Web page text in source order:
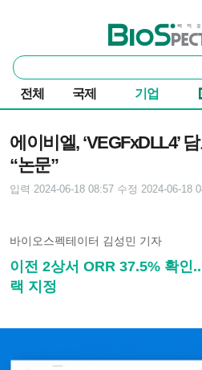
바이오스펙테이터
통
합
검
색
전체 국제 기업
에이비엘, ‘VEGFxDLL4’
“논문”
입력 2024-06-18 08:57 수정 2024-06-18
바이오스펙테이터 김성민 기자
이전 2상서 ORR 37.5% 확인
랙 지정